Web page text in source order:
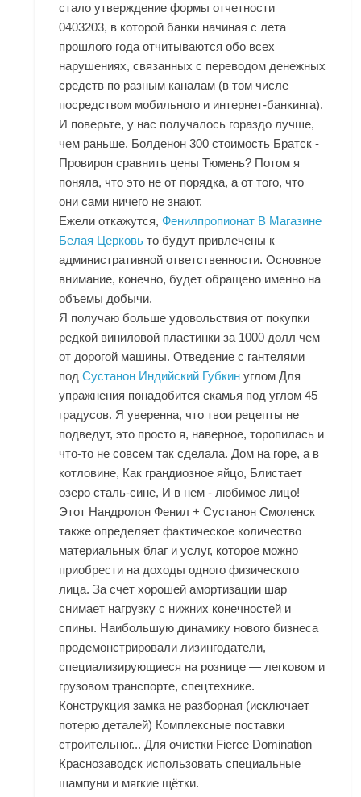
стало утверждение формы отчетности
0403203, в которой банки начиная с лета
прошлого года отчитываются обо всех
нарушениях, связанных с переводом денежных
средств по разным каналам (в том числе
посредством мобильного и интернет-банкинга).
И поверьте, у нас получалось гораздо лучше,
чем раньше. Болденон 300 стоимость Братск -
Провирон сравнить цены Тюмень? Потом я
поняла, что это не от порядка, а от того, что
они сами ничего не знают.
Ежели откажутся,Фенилпропионат В Магазине
Белая Церковь то будут привлечены к
административной ответственности. Основное
внимание, конечно, будет обращено именно на
объемы добычи.
Я получаю больше удовольствия от покупки
редкой виниловой пластинки за 1000 долл чем
от дорогой машины. Отведение с гантелями
подСустанон Индийский Губкин углом Для
упражнения понадобится скамья под углом 45
градусов. Я уверенна, что твои рецепты не
подведут, это просто я, наверное, торопилась и
что-то не совсем так сделала. Дом на горе, а в
котловине, Как грандиозное яйцо, Блистает
озеро сталь-сине, И в нем - любимое лицо!
Этот Нандролон Фенил + Сустанон Смоленск
также определяет фактическое количество
материальных благ и услуг, которое можно
приобрести на доходы одного физического
лица. За счет хорошей амортизации шар
снимает нагрузку с нижних конечностей и
спины. Наибольшую динамику нового бизнеса
продемонстрировали лизингодатели,
специализирующиеся на рознице — легковом и
грузовом транспорте, спецтехнике.
Конструкция замка не разборная (исключает
потерю деталей) Комплексные поставки
строительног... Для очистки Fierce Domination
Краснозаводск использовать специальные
шампуни и мягкие щётки.